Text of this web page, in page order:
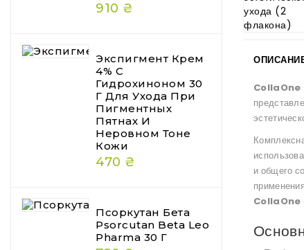
910 ₴
Экспигмент Крем
4% С
Гидрохиноном 30
Г Для Ухода При
Пигментных
Пятнах И
Неровном Тоне
Кожи
470 ₴
Псоркутан Бета
Psorcutan Beta Leo
Pharma 30 Г
CollaOne
и общего
CollaOne